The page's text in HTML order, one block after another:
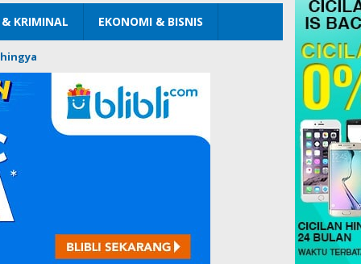
KRIMINAL EKONOMI & BISNIS